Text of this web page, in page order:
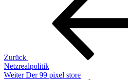
Zurück
Netzrealpolitik
Nächster
Weiter Der 99 pixel store